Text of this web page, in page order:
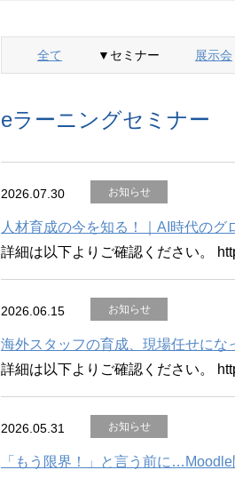
全て ▼セミナー 展示会
eラーニングセミナー
2026.07.30 お知らせ
人材育成の今を知る！｜AI時代のグ
詳細は以下よりご確認ください。
2026.06.15 お知らせ
海外スタッフの育成、現場任せにな
詳細は以下よりご確認ください。
2026.05.31 お知らせ
「もう限界！」と言う前に